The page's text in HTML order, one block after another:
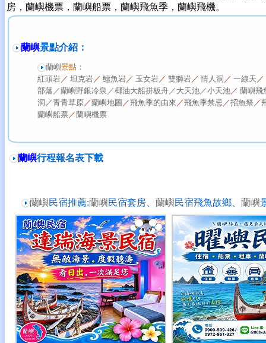
房，蘭嶼機票，蘭嶼船票，蘭嶼飛魚季，蘭嶼飛機。
蘭嶼景點介紹：
蘭嶼景點：
紅頭岩／ 坦克岩／ 鱷魚岩／ 玉女岩／ 雙獅岩／ 情人洞 ／ 一線天 ／
部落／蘭嶼野銀冷泉／椰油大船拼板舟／ 大天池／小天池／ 蘭嶼飛
洞 ／青青草原／蘭嶼地圖 ／飛魚季的由來 ／飛魚季禁忌 ／招魚祭 ／
蘭嶼船票／蘭嶼機票
蘭嶼行程報名表下載
蘭嶼民宿推薦:蘭嶼民宿套房、 蘭嶼民宿飛魚故鄉、 蘭嶼